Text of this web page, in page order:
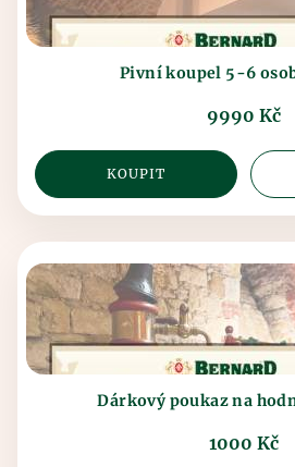
Pivní koupel 5-6
9990 Kč
KOUPIT
Dárkový poukaz na
1000 Kč